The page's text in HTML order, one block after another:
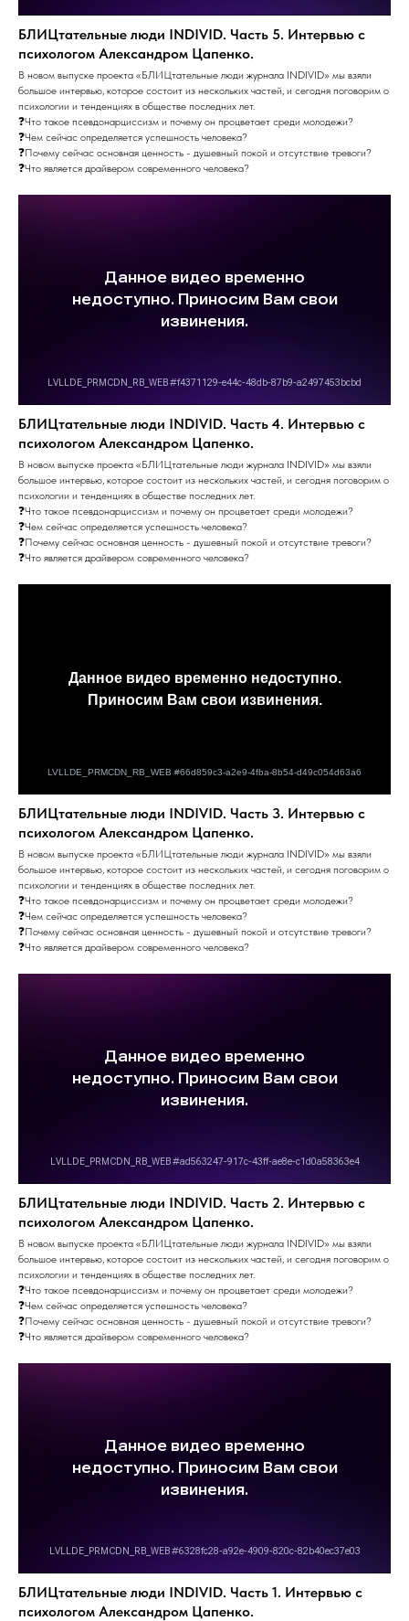
БЛИЦтательные люди INDIVID. Часть 5. Интервью с
психологом Александром Цапенко.
В новом выпуске проекта «БЛИЦтательные люди журнала INDIVID» мы взяли
большое интервью, которое состоит из нескольких частей, и сегодня поговорим о
психологии и тенденциях в обществе последних лет.
❓Что такое псевдонарциссизм и почему он процветает среди молодежи?
❓Чем сейчас определяется успешность человека?
❓Почему сейчас основная ценность - душевный покой и отсутствие тревоги?
❓Что является драйвером современного человека?
БЛИЦтательные люди INDIVID. Часть 4. Интервью с
психологом Александром Цапенко.
В новом выпуске проекта «БЛИЦтательные люди журнала INDIVID» мы взяли
большое интервью, которое состоит из нескольких частей, и сегодня поговорим о
психологии и тенденциях в обществе последних лет.
❓Что такое псевдонарциссизм и почему он процветает среди молодежи?
❓Чем сейчас определяется успешность человека?
❓Почему сейчас основная ценность - душевный покой и отсутствие тревоги?
❓Что является драйвером современного человека?
БЛИЦтательные люди INDIVID. Часть 3. Интервью с
психологом Александром Цапенко.
В новом выпуске проекта «БЛИЦтательные люди журнала INDIVID» мы взяли
большое интервью, которое состоит из нескольких частей, и сегодня поговорим о
психологии и тенденциях в обществе последних лет.
❓Что такое псевдонарциссизм и почему он процветает среди молодежи?
❓Чем сейчас определяется успешность человека?
❓Почему сейчас основная ценность - душевный покой и отсутствие тревоги?
❓Что является драйвером современного человека?
БЛИЦтательные люди INDIVID. Часть 2. Интервью с
психологом Александром Цапенко.
В новом выпуске проекта «БЛИЦтательные люди журнала INDIVID» мы взяли
большое интервью, которое состоит из нескольких частей, и сегодня поговорим о
психологии и тенденциях в обществе последних лет.
❓Что такое псевдонарциссизм и почему он процветает среди молодежи?
❓Чем сейчас определяется успешность человека?
❓Почему сейчас основная ценность - душевный покой и отсутствие тревоги?
❓Что является драйвером современного человека?
БЛИЦтательные люди INDIVID. Часть 1. Интервью с
психологом Александром Цапенко.